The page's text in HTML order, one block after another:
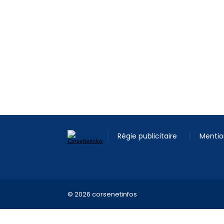
Régie publicitaire
© 2026 corsenetinfos